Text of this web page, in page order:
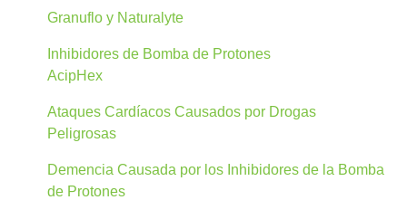
Granuflo y Naturalyte
Inhibidores de Bomba de Protones
AcipHex
Ataques Cardíacos Causados por Drogas
Peligrosas
Demencia Causada por los Inhibidores de la Bomba
de Protones